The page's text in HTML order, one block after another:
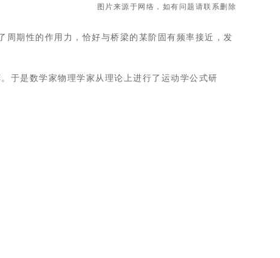
图片来源于网络，如有问题请联系删除
周期性的作用力，恰好与桥梁的某阶固有频率接近，发
于是数学家物理学家从理论上进行了运动学公式研